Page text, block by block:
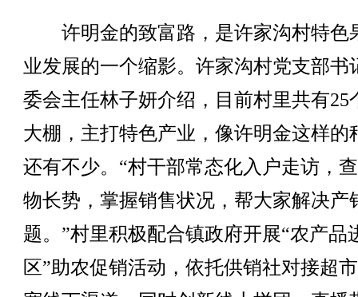
许明金的致富路，是许家沟村特色
业发展的一个缩影。许家沟村党支部书
委会主任林子妍介绍，目前村里共有25
大棚，主打特色产业，像许明金这样的
还有不少。“村干部常态化入户走访，
物长势，掌握销售状况，帮大家解决产
题。”村里积极配合镇政府开展“农产品
区”助农促销活动，依托供销社对接超